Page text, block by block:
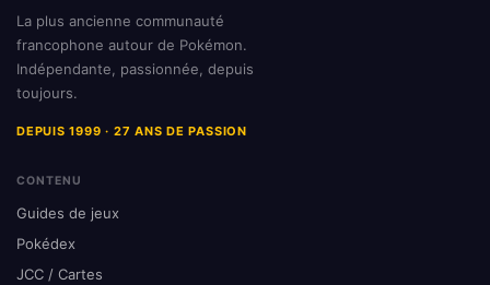
La plus ancienne communauté
francophone autour de Pokémon.
Indépendante, passionnée, depuis
toujours.
DEPUIS 1999 · 27 ANS DE PASSION
CONTENU
Guides de jeux
Pokédex
JCC / Cartes